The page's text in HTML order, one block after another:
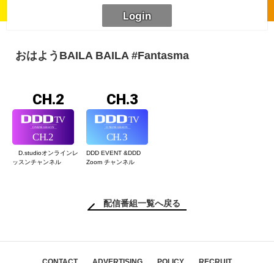
おはようBAILA BAILA #Fantasma
CH.2
D.studioオンラインレ
ッスンチャンネル
CH.3
DDD EVENT &DDD
Zoom チャンネル
配信番組一覧へ戻る